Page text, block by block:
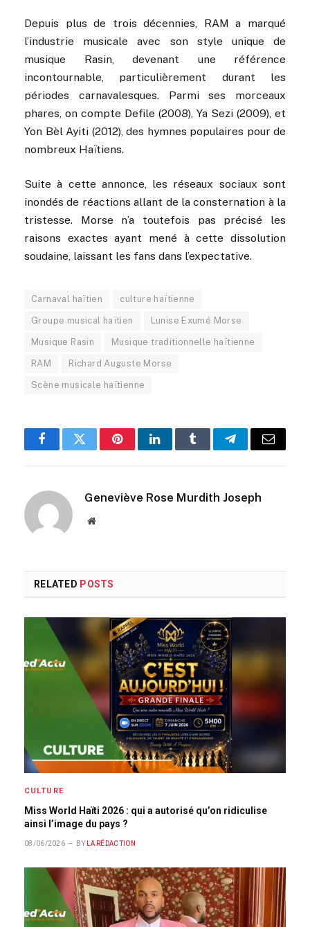
Depuis plus de trois décennies, RAM a marqué
l’industrie musicale avec son style unique de
musique Rasin, devenant une référence
incontournable, particulièrement durant les
périodes carnavalesques. Parmi ses morceaux
phares, on compte Defile (2008), Ya Sezi (2009), et
Yon Bèl Ayiti (2012), des hymnes populaires pour de
nombreux Haïtiens.
Suite à cette annonce, les réseaux sociaux sont
inondés de réactions allant de la consternation à la
tristesse. Morse n’a toutefois pas précisé les
raisons exactes ayant mené à cette dissolution
soudaine, laissant les fans dans l’expectative.
Carnaval haïtien culture haïtienne
Groupe musical haïtien Lunise Exumé Morse
Musique Rasin Musique traditionnelle haïtienne
RAM Richard Auguste Morse
Scène musicale haïtienne
FacebookTwitterPinterestLinkedInTumblrTelegramEmail
Geneviève Rose Murdith Joseph
Website
RELATED POSTS
CULTURE
Miss World Haïti 2026 : qui a autorisé qu’on ridiculise
ainsi l’image du pays ?
08/06/2026 BY LA RÉDACTION